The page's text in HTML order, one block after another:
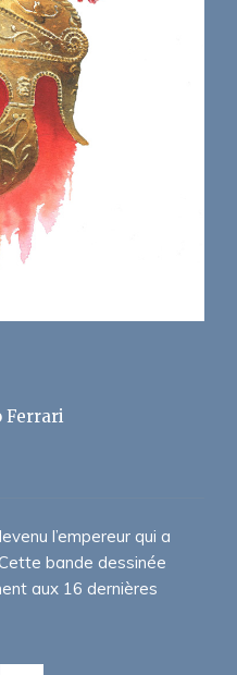
Ferrari
l’empereur qui a
bande dessinée
aux 16 dernières